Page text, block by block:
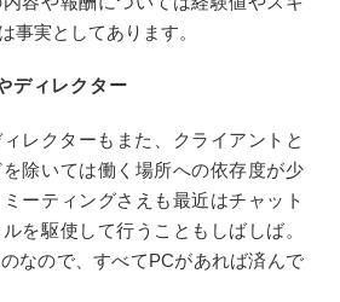
事実としてあります。
ディレクター
レクターもまた、クライアントと
除いては働く場所への依存度が少
ーティングさえも最近はチャット
を駆使して行うこともしばしば。
なので、すべてPCがあれば済んで